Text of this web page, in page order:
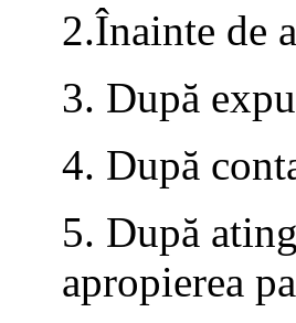
2.Înainte de
3. După
4. După
5. După
apropierea